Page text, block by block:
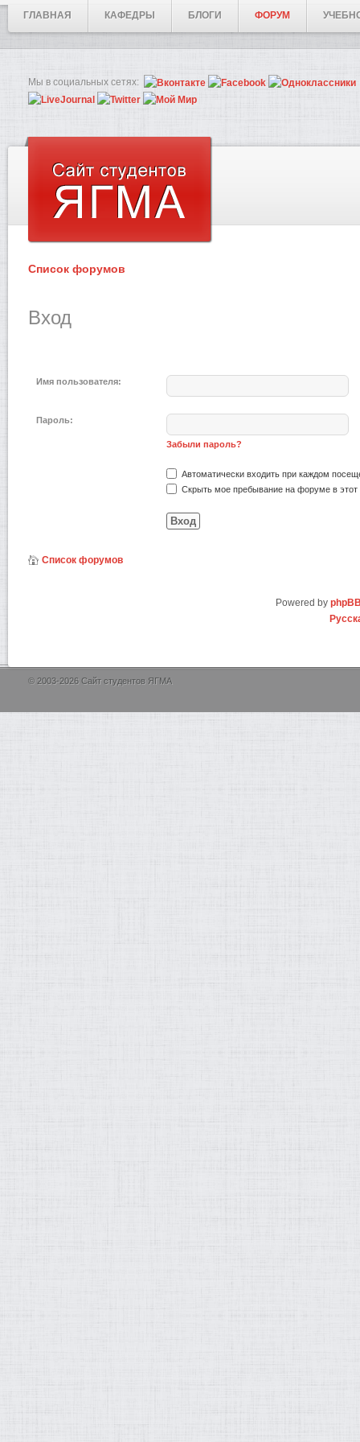
ГЛАВНАЯ КАФЕДРЫ БЛОГИ ФОРУМ
Мы в социальных сетях:
Список форумов
Вход
Имя пользователя:
Пароль:
Забыли пароль?
Автоматически входить при каждом
Скрыть мое пребывание на форуме в этот
Список форумов
Powered by
© 2003-2026 Сайт студентов ЯГМА